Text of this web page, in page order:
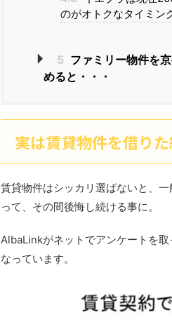
のがオトクなタイミン
5 ファミリー物件を
めると・・・
実は賃貸物件を借り
賃貸物件はシッカリ選ばないと、
って、その間後悔し続ける事に。
AlbaLinkがネットでアンケートを取
なっています。